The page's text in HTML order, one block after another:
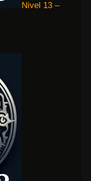
Nivel 13 –